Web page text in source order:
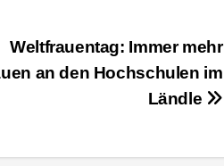
Weltfrauentag: Immer mehr
an den Hochschulen im
Ländle